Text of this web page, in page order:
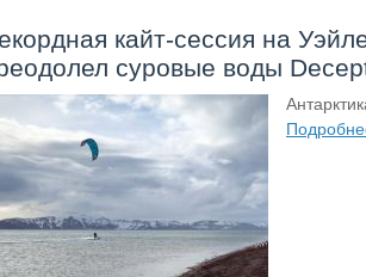
кайт‑сессия на
суровые воды